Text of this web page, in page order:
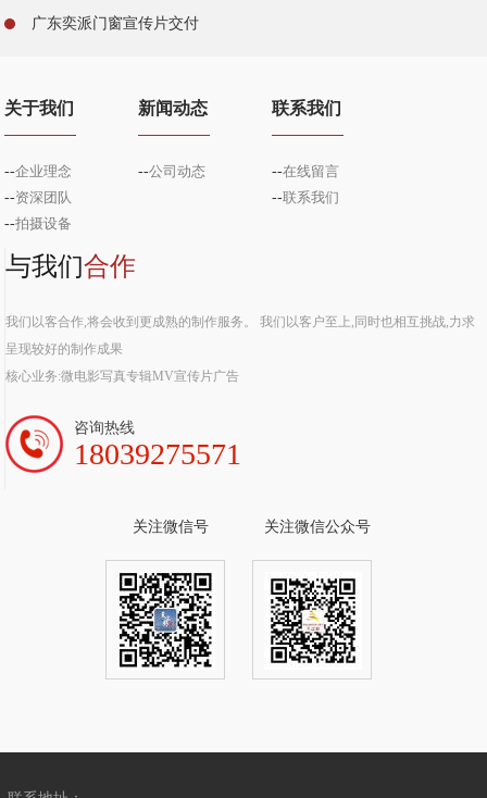
广东奕派门窗宣传片交付
关于我们
--企业理念
--资深团队
--拍摄设备
新闻动态
--公司动态
联系我们
--在线留言
--联系我们
与我们合作
我们以客合作,将会收到更成熟的制作服务。 我们以客户至上,同时也相互挑战,力求
呈现较好的制作成果
核心业务:微电影写真专辑MV宣传片广告
咨询热线
18039275571
关注微信号 关注微信公众号